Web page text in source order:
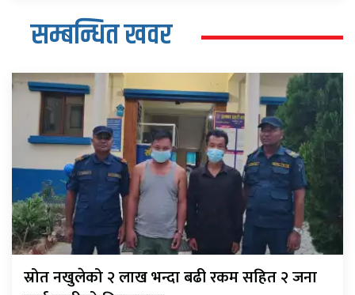
सम्बन्धित खवर
स्रोत नखुलेको २ लाख भन्दा बढी रकम सहित २ जना